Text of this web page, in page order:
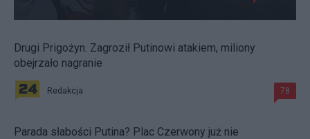
Drugi Prigożyn. Zagroził Putinowi atakiem, miliony
obejrzało nagranie
Redakcja 78
Parada słabości Putina? Plac Czerwony już nie